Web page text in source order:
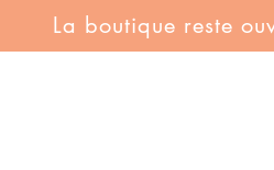
La boutique reste